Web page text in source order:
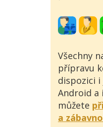
Všechny
přípravu
dispozici
Android a
můžete
a